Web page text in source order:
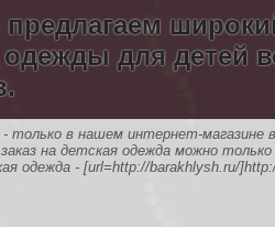
предлагаем
для детей
только в нашем интернет-магазине
на детская одежда можно
одежда - [url=http://barakhlysh.ru/